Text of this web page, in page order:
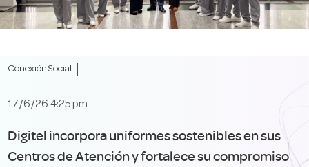
Conexión Social
17/6/26 4:25 pm
Digitel incorpora uniformes sostenibles en sus
Centros de Atención y fortalece su compromiso